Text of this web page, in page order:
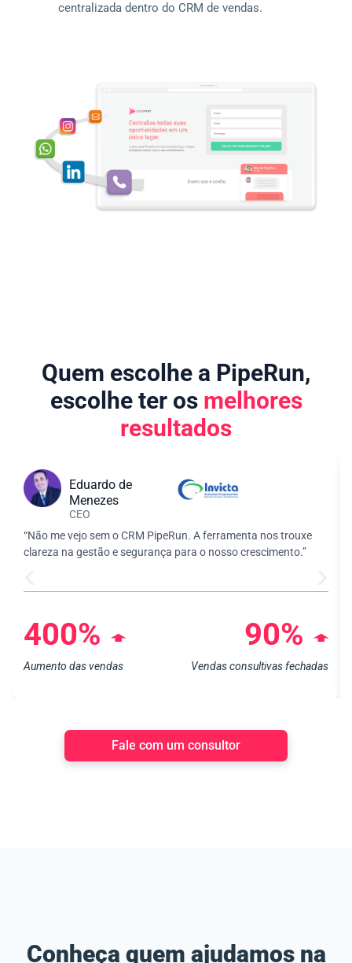
centralizada dentro do CRM de vendas.
Quem escolhe a PipeRun,
escolhe ter os melhores
resultados
Eduardo de
Menezes
CEO
“Não me vejo sem o CRM PipeRun. A ferramenta nos trouxe
clareza na gestão e segurança para o nosso crescimento.”
400% ➧
Aumento das vendas
90% ➧
Vendas consultivas fechadas
Fale com um consultor
Conheça quem ajudamos na